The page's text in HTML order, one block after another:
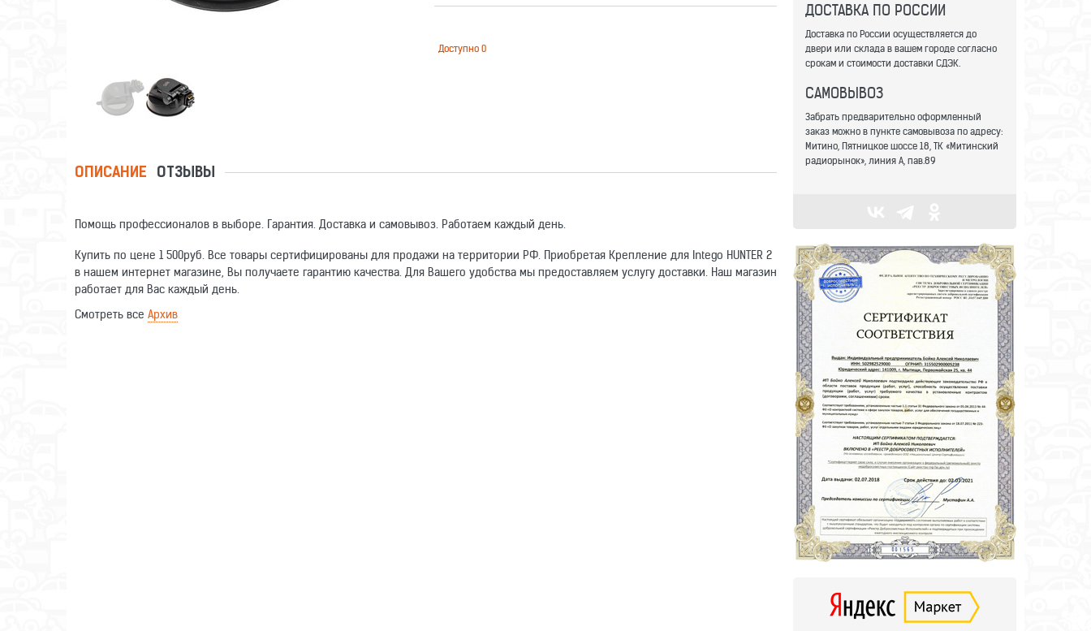
Доступно 0
ОПИСАНИЕ ОТЗЫВЫ
Помощь профессионалов в выборе. Гарантия. Доставка и самовывоз. Работаем каждый день.
Купить по цене 1 500руб. Все товары сертифицированы для продажи на территории РФ. Приобретая Крепление для Intego HUNTER 2
в нашем интернет магазине, Вы получаете гарантию качества. Для Вашего удобства мы предоставляем услугу доставки. Наш магазин
работает для Вас каждый день.
Смотреть все Архив
ДОСТАВКА ПО РОССИИ
Доставка по России осуществляется до
двери или склада в вашем городе согласно
срокам и стоимости доставки СДЭК.
САМОВЫВОЗ
Забрать предварительно оформленный
заказ можно в пункте самовывоза по адресу:
Митино, Пятницкое шоссе 18, ТК «Митинский
радиорынок», линия А, пав.89